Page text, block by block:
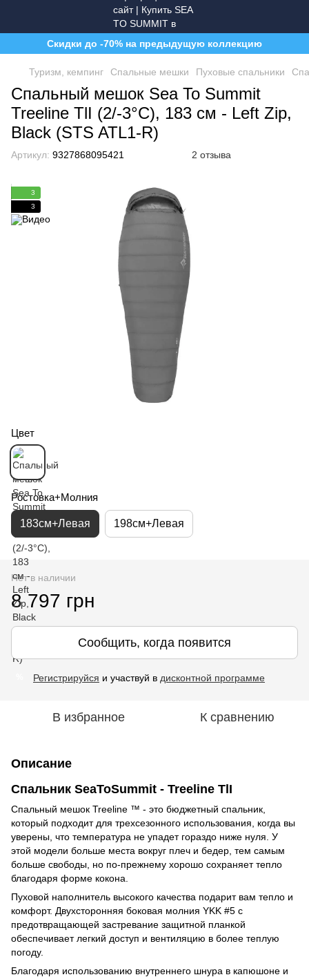
Скидки до -70% на предыдущую коллекцию
Туризм, кемпинг Спальные мешки Пуховые спальники
Спальный мешок Sea To Summit
Treeline TlI (2/-3°C), 183 см - Left Zip,
Black (STS ATL1-R)
Артикул: 9327868095421 2 отзыва
3
3
Цвет
Ростовка+Молния
183см+Левая 198см+Левая
Нет в наличии
8 797 грн
Сообщить, когда появится
Регистрируйся и участвуй в дисконтной программе
В избранное К сравнению
Описание
Спальник SeaToSummit - Treeline TlI
Спальный мешок Treeline ™ - это бюджетный спальник,
который подходит для трехсезонного использования, когда вы
уверены, что температура не упадет гораздо ниже нуля. У
этой модели больше места вокруг плеч и бедер, тем самым
больше свободы, но по-прежнему хорошо сохраняет тепло
благодаря форме кокона.
Пуховой наполнитель высокого качества подарит вам тепло и
комфорт. Двухсторонняя боковая молния YKK #5 с
предотвращающей застревание защитной планкой
обеспечивает легкий доступ и вентиляцию в более теплую
погоду.
Благодаря использованию внутреннего шнура в капюшоне и